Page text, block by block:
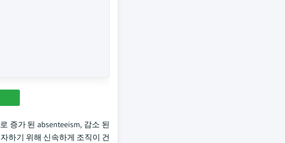
증가 된 absenteeism, 감소 된
하기 위해 신속하게 조직이 건